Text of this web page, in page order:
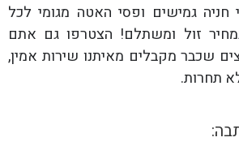
חניה גמישים ופסי האטה מגומי לכל
זול ומשתלם! הצטרפו גם אתם
שכבר מקבלים מאיתנו שירות אמין,
תחרות.